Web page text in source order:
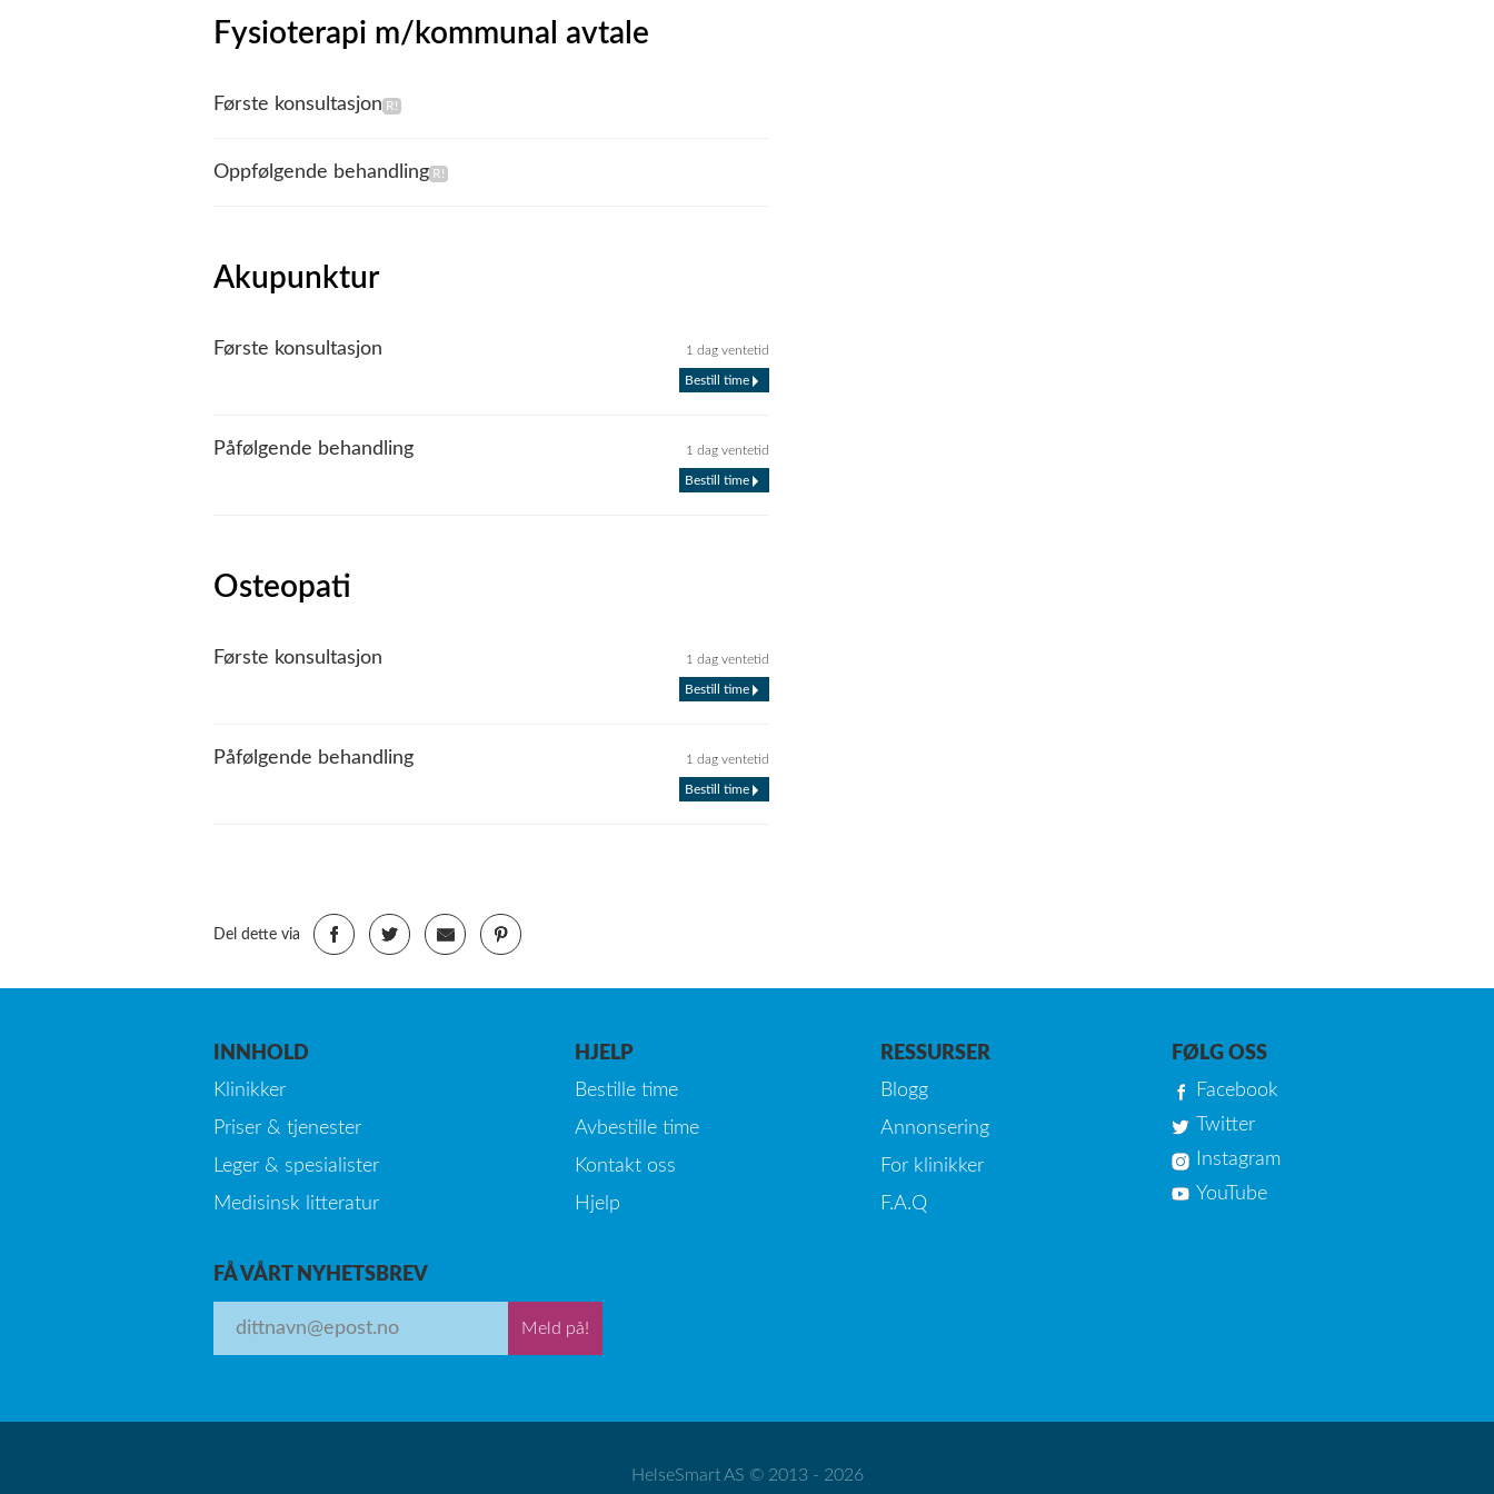
Fysioterapi m/kommunal avtale
Første konsultasjon
Oppfølgende behandling
Akupunktur
Første konsultasjon 1 dag ventetid
Bestill time
Påfølgende behandling 1 dag ventetid
Bestill time
Osteopati
Første konsultasjon 1 dag ventetid
Bestill time
Påfølgende behandling 1 dag ventetid
Bestill time
Del dette via
INNHOLD
Klinikker
Priser & tjenester
Leger & spesialister
Medisinsk litteratur
HJELP
Bestille time
Avbestille time
Kontakt oss
Hjelp
RESSURSER
Blogg
Annonsering
For klinikker
F.A.Q
FØLG OSS
Facebook
Twitter
Instagram
YouTube
FÅ VÅRT NYHETSBREV
Meld på!
HelseSmart AS © 2013 - 2026